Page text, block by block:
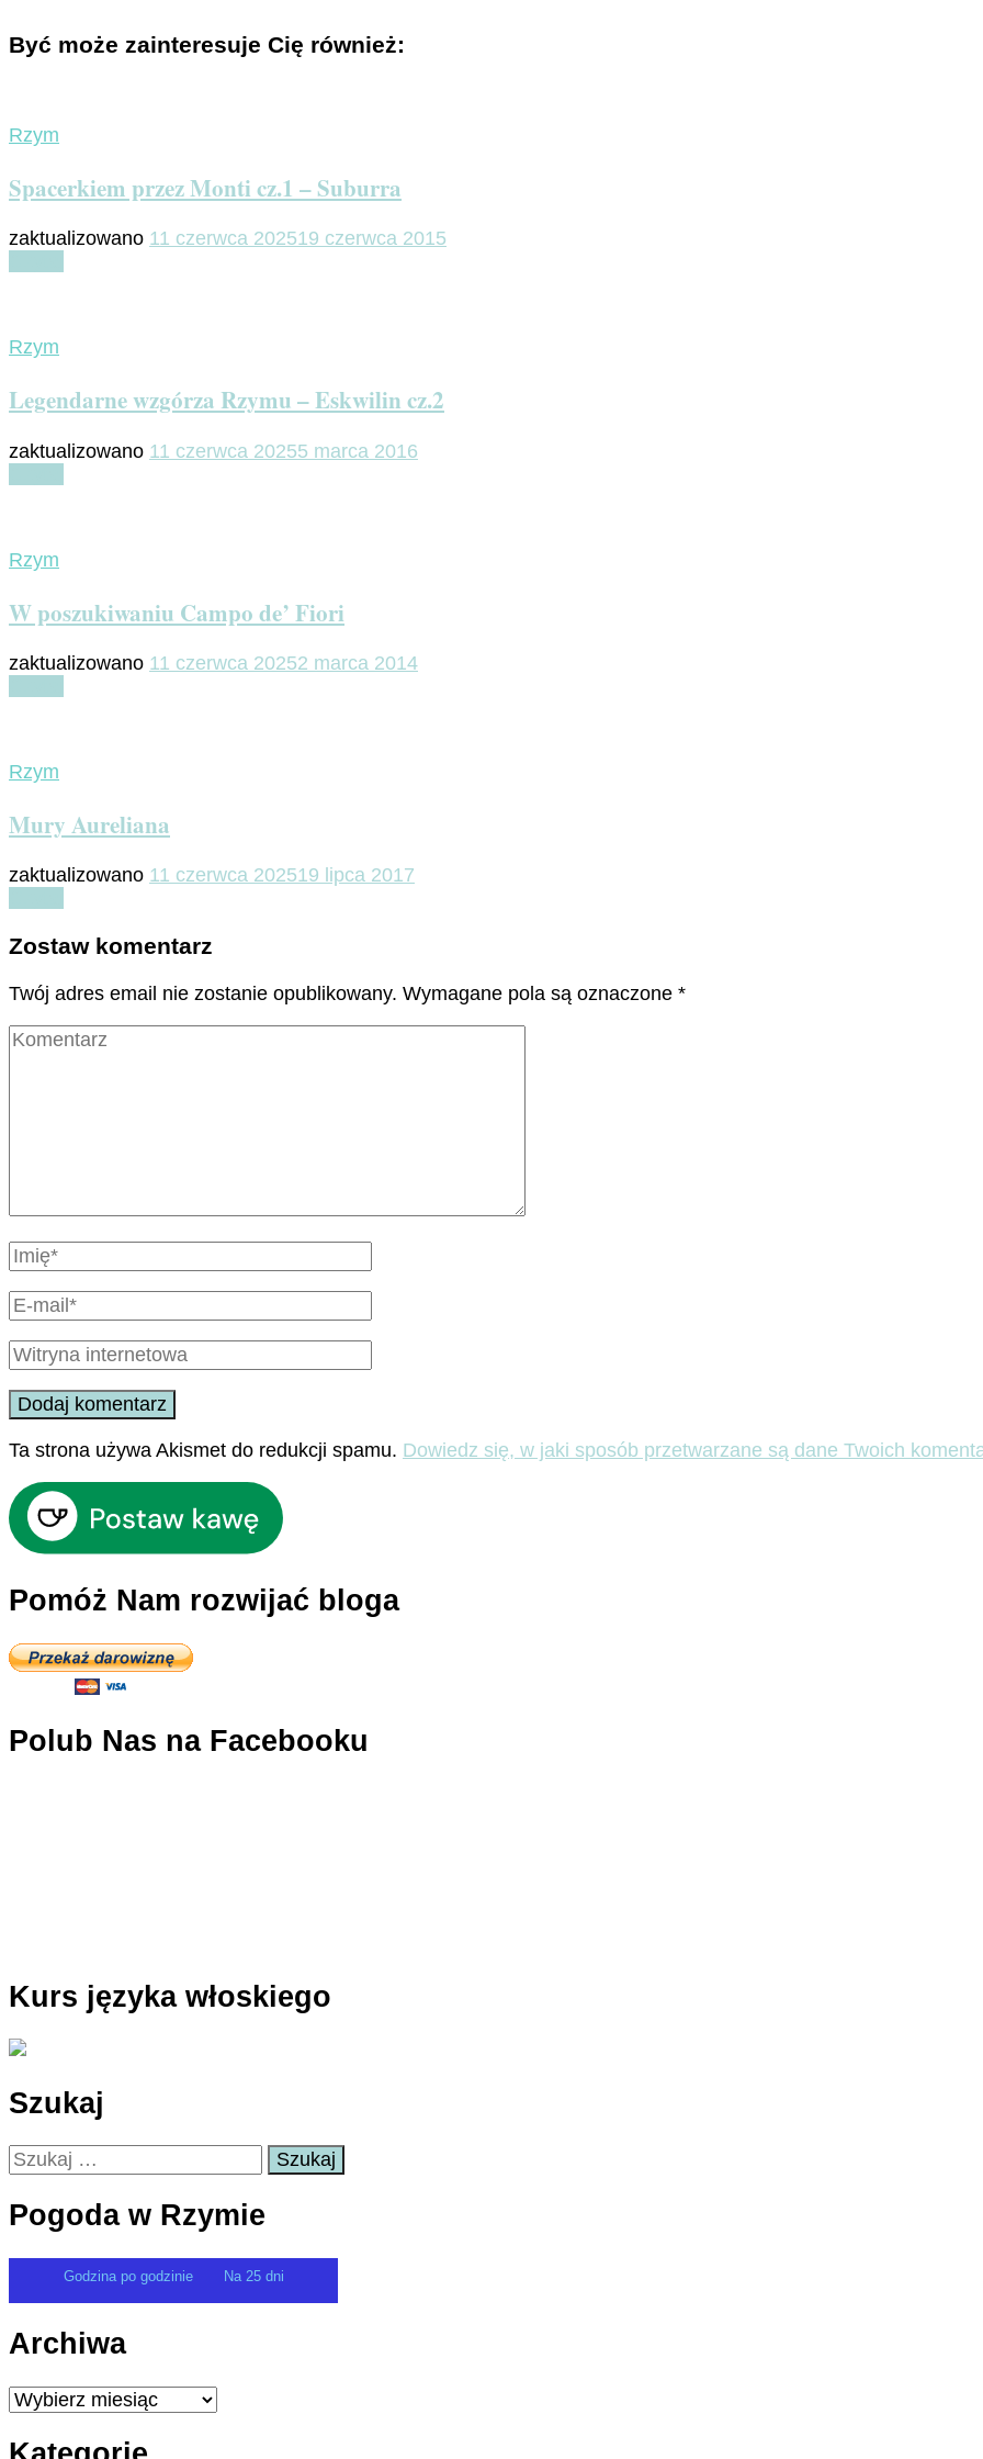
Być może zainteresuje Cię również:
Rzym
Spacerkiem przez Monti cz.1 – Suburra
zaktualizowano 11 czerwca 202519 czerwca 2015
Rzym
Legendarne wzgórza Rzymu – Eskwilin cz.2
zaktualizowano 11 czerwca 20255 marca 2016
Rzym
W poszukiwaniu Campo de’ Fiori
zaktualizowano 11 czerwca 20252 marca 2014
Rzym
Mury Aureliana
zaktualizowano 11 czerwca 202519 lipca 2017
Zostaw komentarz
Twój adres email nie zostanie opublikowany. Wymagane pola są oznaczone *
Ta strona używa Akismet do redukcji spamu. Dowiedz się, w jaki sposób przetwarzane są dane Twoich
Pomóż Nam rozwijać bloga
Polub Nas na Facebooku
Kurs języka włoskiego
Szukaj
Szukaj:
Pogoda w Rzymie
Godzina po godzinie Na 25 dni
Archiwa
Archiwa